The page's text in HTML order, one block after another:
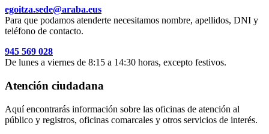
egoitza.sede@araba.eus
Para que podamos atenderte necesitamos nombre, apellidos, DNI y
teléfono de contacto.
945 569 028
De lunes a viernes de 8:15 a 14:30 horas, excepto festivos.
Atención ciudadana
Aquí encontrarás información sobre las oficinas de atención al
público y registros, oficinas comarcales y otros servicios de interés.